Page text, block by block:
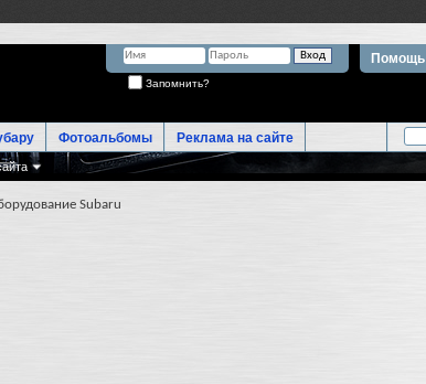
Помощь
Запомнить?
Фотоальбомы Реклама на сайте
Subaru